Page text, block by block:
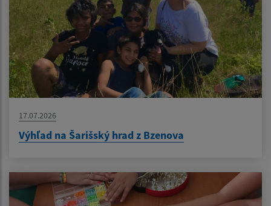
17.07.2026
Výhľad na Šarišský hrad z Bzenova